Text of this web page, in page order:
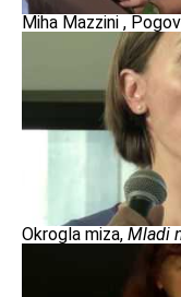
Miha Mazzini ,
Okrogla miza, Mladi